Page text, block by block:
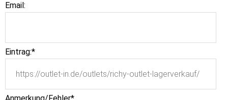
Email:
Eintrag:*